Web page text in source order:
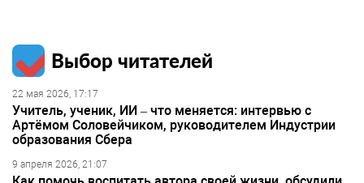
Выбор читателей
22 мая 2026, 17:17
Учитель, ученик, ИИ – что меняется: интервью с
Артёмом Соловейчиком, руководителем Индустрии
образования Сбера
9 апреля 2026, 21:07